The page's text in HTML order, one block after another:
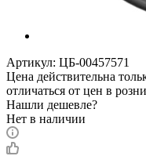
Артикул: ЦБ-00457571
Цена действительна
отличаться от цен в
Нашли дешевле?
Нет в наличии